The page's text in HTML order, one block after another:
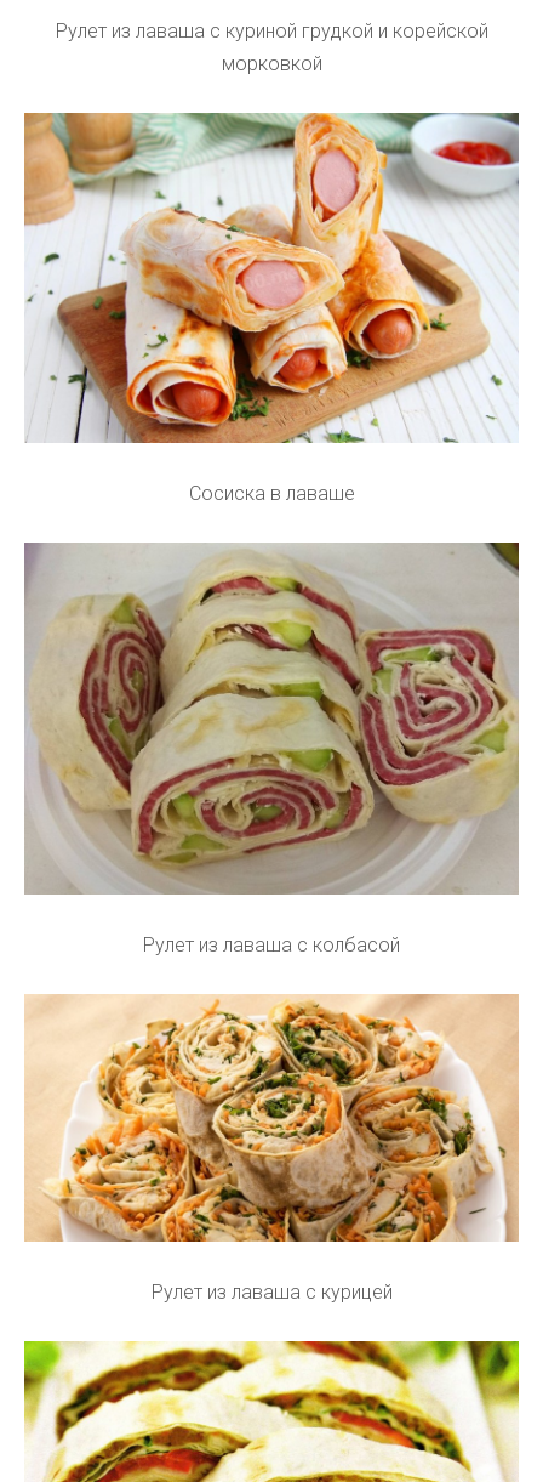
Рулет из лаваша с куриной грудкой и корейской
морковкой
Сосиска в лаваше
Рулет из лаваша с колбасой
Рулет из лаваша с курицей